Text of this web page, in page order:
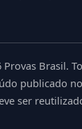
Provas Brasil.
publicado
ser